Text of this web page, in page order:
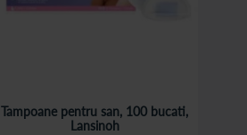
Tampoane pentru san, 100 bucati,
Lansinoh